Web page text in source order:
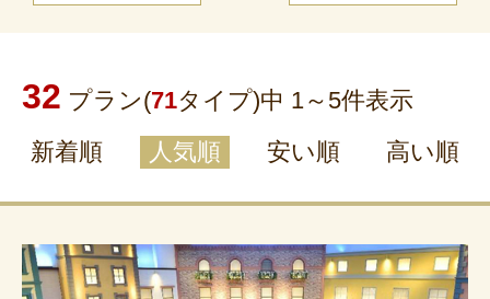
32 プラン(71タイプ)中 1～ 5件表示
新着順
人気順 安い順 高い順